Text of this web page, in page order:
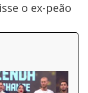
o ex-peão